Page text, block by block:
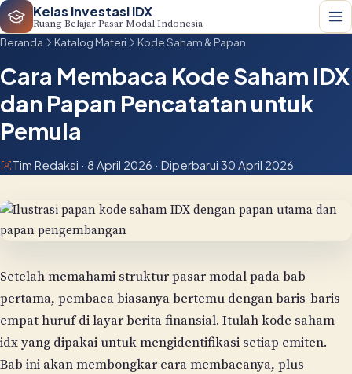
Kelas Investasi IDX
Ruang Belajar Pasar Modal Indonesia
Beranda Katalog Materi Kode Saham & Papan
Cara Membaca Kode Saham IDX
dan Papan Pencatatan untuk
Pemula
Tim Redaksi · 8 April 2026 · Diperbarui 30 April 2026
Setelah memahami struktur pasar modal pada bab
pertama, pembaca biasanya bertemu dengan baris-baris
empat huruf di layar berita finansial. Itulah kode saham
idx yang dipakai untuk mengidentifikasi setiap emiten.
Bab ini akan membongkar cara membacanya, plus